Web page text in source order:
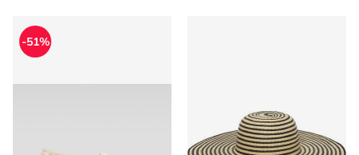
Espadryle damskie na lato DeeZee
-51%